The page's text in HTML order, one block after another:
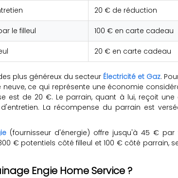
20 € de réduction
le filleul 100 € en carte cadeau
20 € en carte cadeau
plus généreux du secteur Électricité et Gaz.
ce qui représente une économie
est de 20 €. Le parrain, quant à lui, reçoit
La récompense du parrain est
(fournisseur d'énergie) offre jusqu'à 45 € par
€ potentiels côté filleul et 100 € côté
Engie Home Service ?